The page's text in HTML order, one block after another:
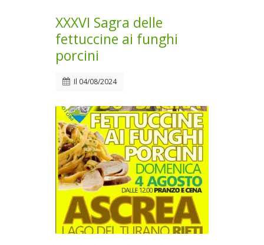
XXXVI Sagra delle
fettuccine ai funghi
porcini
Il 04/08/2024